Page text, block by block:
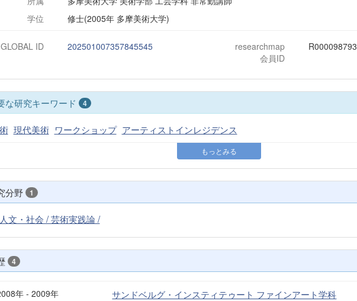
学位
修士(2005年 多摩美術大学)
ID 202501007357845545
researchmap
会員ID
R000098793
な研究キーワード 4
現代美術 ワークショップ アーティストインレジデンス
もっとみる
分野 1
文・社会 / 芸術実践論 /
4
年 - 2009年 サンドベルグ・インスティテゥート ファインアート学科